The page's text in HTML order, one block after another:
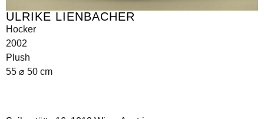
ULRIKE LIENBACHER
Hocker
2002
Plush
55 ⌀ 50 cm